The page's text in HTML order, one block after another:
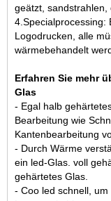
geätzt, sandstrahlen,
4.Specialprocessing:
Logodrucken, alle
wärmebehandelt
Erfahren Sie mehr
Glas
- Egal halb
Bearbeitung wie
Kantenbearbeitung
- Durch Wärme
ein led-Glas. voll
gehärtetes Glas.
- Coo led schnell, um